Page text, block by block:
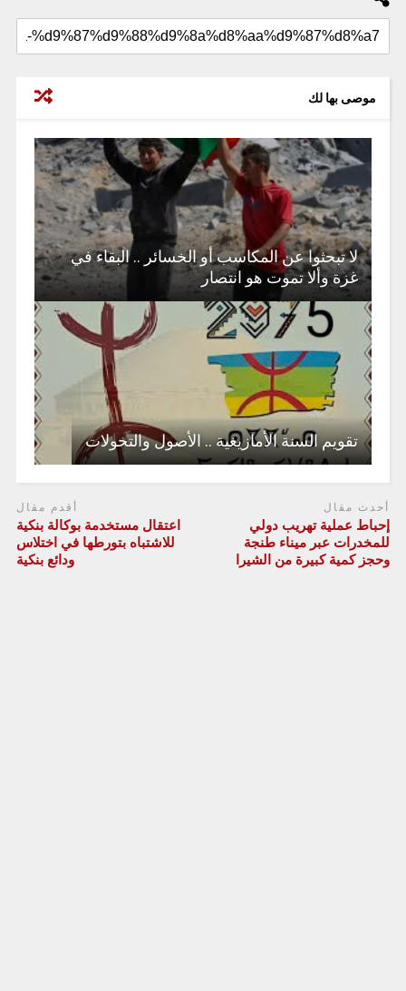
موصى بها لك
لا تبحثوا عن المكاسب أو الخسائر .. البقاء في
غزة وألا تموت هو انتصار
تقويم السنة الأمازيغية .. الأصول والتحولات
أحدث مقال
إحباط عملية تهريب دولي
للمخدرات عبر ميناء طنجة
وحجز كمية كبيرة من الشيرا
أقدم مقال
اعتقال مستخدمة بوكالة بنكية
للاشتباه بتورطها في اختلاس
ودائع بنكية